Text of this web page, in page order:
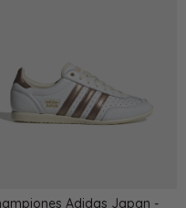
Adidas Japan -